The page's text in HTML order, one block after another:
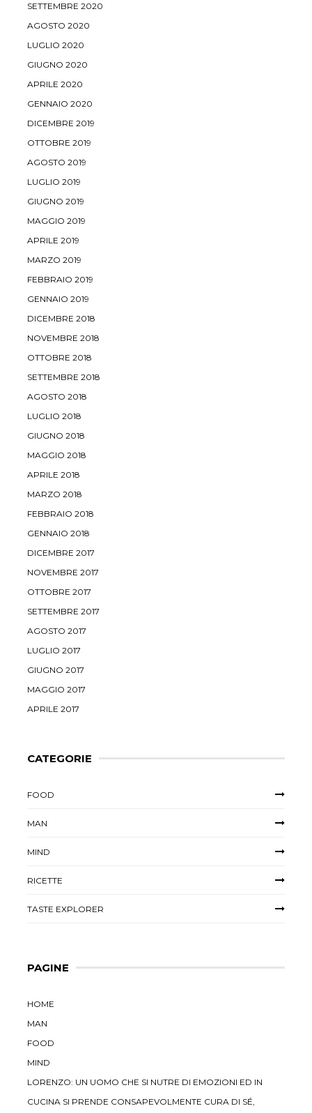
SETTEMBRE 2020
AGOSTO 2020
LUGLIO 2020
GIUGNO 2020
APRILE 2020
GENNAIO 2020
DICEMBRE 2019
OTTOBRE 2019
AGOSTO 2019
LUGLIO 2019
GIUGNO 2019
MAGGIO 2019
APRILE 2019
MARZO 2019
FEBBRAIO 2019
GENNAIO 2019
DICEMBRE 2018
NOVEMBRE 2018
OTTOBRE 2018
SETTEMBRE 2018
AGOSTO 2018
LUGLIO 2018
GIUGNO 2018
MAGGIO 2018
APRILE 2018
MARZO 2018
FEBBRAIO 2018
GENNAIO 2018
DICEMBRE 2017
NOVEMBRE 2017
OTTOBRE 2017
SETTEMBRE 2017
AGOSTO 2017
LUGLIO 2017
GIUGNO 2017
MAGGIO 2017
APRILE 2017
CATEGORIE
FOOD
MAN
MIND
RICETTE
TASTE EXPLORER
PAGINE
HOME
MAN
FOOD
MIND
LORENZO: UN UOMO CHE SI NUTRE DI EMOZIONI ED IN
CUCINA SI PRENDE CONSAPEVOLMENTE CURA DI SÉ,